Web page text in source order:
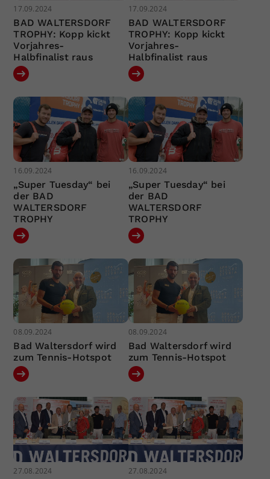
17.09.2024
BAD WALTERSDORF
TROPHY: Kopp kickt
Vorjahres-
Halbfinalist raus
17.09.2024
BAD WALTERSDORF
TROPHY: Kopp kickt
Vorjahres-
Halbfinalist raus
16.09.2024
„Super Tuesday“ bei
der BAD
WALTERSDORF
TROPHY
16.09.2024
„Super Tuesday“ bei
der BAD
WALTERSDORF
TROPHY
08.09.2024
Bad Waltersdorf wird
zum Tennis-Hotspot
08.09.2024
Bad Waltersdorf wird
zum Tennis-Hotspot
27.08.2024 27.08.2024